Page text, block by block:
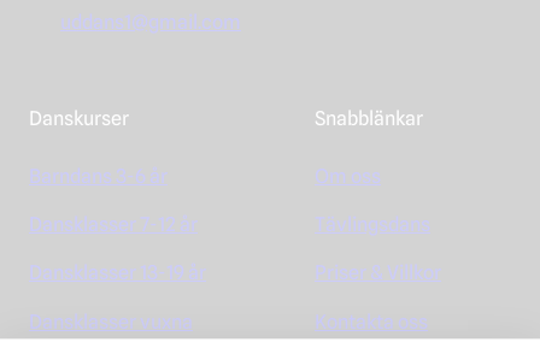
uddans1@gmail.com
Danskurser
Barndans 3-6 år
Dansklasser 7-12 år
Dansklasser 13-19 år
Dansklasser vuxna
Snabblänkar
Om oss
Tävlingsdans
Priser & Villkor
Kontakta oss